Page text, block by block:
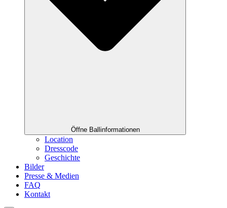
Öffne Ballinformationen
Location
Dresscode
Geschichte
Bilder
Presse & Medien
FAQ
Kontakt